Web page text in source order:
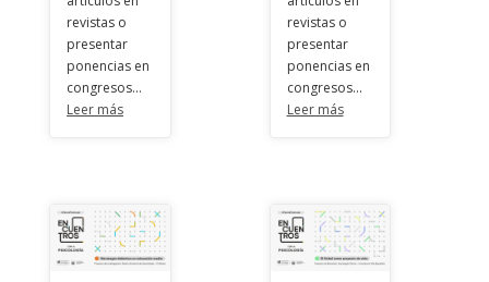
revistas o
presentar
ponencias en
congresos...
Leer más
revistas o
presentar
ponencias en
congresos...
Leer más